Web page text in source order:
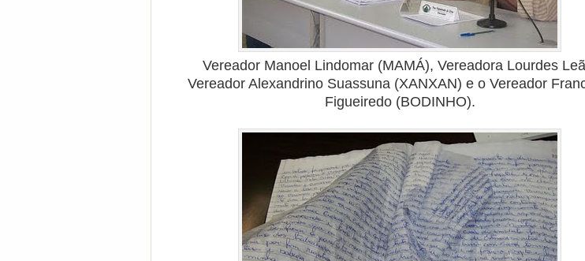
Vereador Manoel Lindomar (MAMÁ), Vereadora Lourdes
Vereador Alexandrino Suassuna (XANXAN) e o Vereador
Figueiredo (BODINHO).